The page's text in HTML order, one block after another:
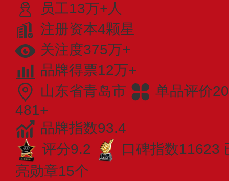
员工13万+人
注册资本4颗星
关注度375万+
品牌得票12万+
山东省青岛市
单品评价
481+
品牌指数93.4
评分9.2
口碑指数11623
亮勋章15个